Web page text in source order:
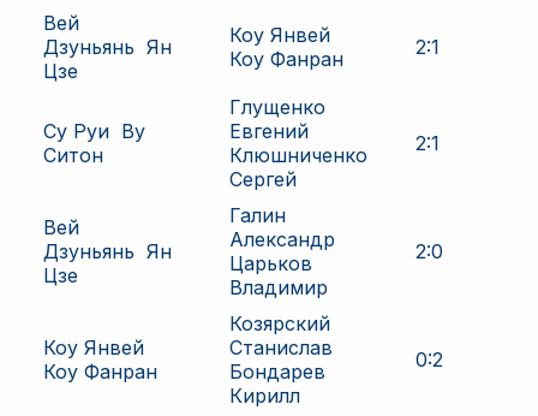
Вей
Дзуньянь Ян
Цзе
Коу Янвей
Коу Фанран
2:1
Су Руи Ву
Ситон
Глущенко
Евгений
Клюшниченко
Сергей
2:1
Вей
Дзуньянь Ян
Цзе
Галин
Александр
Царьков
Владимир
2:0
Коу Янвей
Коу Фанран
Козярский
Станислав
Бондарев
Кирилл
0:2